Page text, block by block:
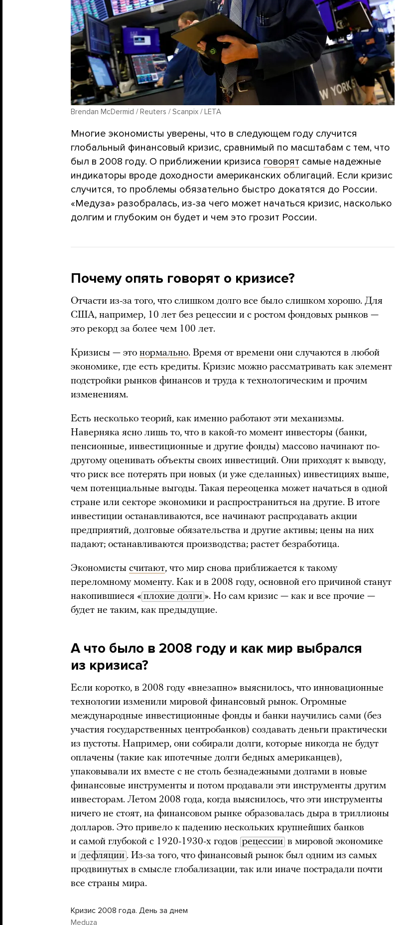
Brendan McDermid / Reuters / Scanpix / LETA
Многие экономисты уверены, что в следующем году случится
глобальный финансовый кризис, сравнимый по масштабам с тем, что
был в 2008 году. О приближении кризиса говорят самые надежные
индикаторы вроде доходности американских облигаций. Если кризис
случится, то проблемы обязательно быстро докатятся до России.
«Медуза» разобралась, из-за чего может начаться кризис, насколько
долгим и глубоким он будет и чем это грозит России.
Почему опять говорят о кризисе?
Отчасти из-за того, что слишком долго все было слишком хорошо. Для
США, например, 10 лет без рецессии и с ростом фондовых рынков —
это рекорд за более чем 100 лет.
Кризисы — это нормально. Время от времени они случаются в любой
экономике, где есть кредиты. Кризис можно рассматривать как элемент
подстройки рынков финансов и труда к технологическим и прочим
изменениям.
Есть несколько теорий, как именно работают эти механизмы.
Наверняка ясно лишь то, что в какой-то момент инвесторы (банки,
пенсионные, инвестиционные и другие фонды) массово начинают по-
другому оценивать объекты своих инвестиций. Они приходят к выводу,
что риск все потерять при новых (и уже сделанных) инвестициях выше,
чем потенциальные выгоды. Такая переоценка может начаться в одной
стране или секторе экономики и распространиться на другие. В итоге
инвестиции останавливаются, все начинают распродавать акции
предприятий, долговые обязательства и другие активы; цены на них
падают; останавливаются производства; растет безработица.
Экономисты считают, что мир снова приближается к такому
переломному моменту. Как и в 2008 году, основной его причиной станут
накопившиеся « плохие долги ». Но сам кризис — как и все прочие —
будет не таким, как предыдущие.
А что было в 2008 году и как мир выбрался
из кризиса?
Если коротко, в 2008 году «внезапно» выяснилось, что инновационные
технологии изменили мировой финансовый рынок. Огромные
международные инвестиционные фонды и банки научились сами (без
участия государственных центробанков) создавать деньги практически
из пустоты. Например, они собирали долги, которые никогда не будут
оплачены (такие как ипотечные долги бедных американцев),
упаковывали их вместе с не столь безнадежными долгами в новые
финансовые инструменты и потом продавали эти инструменты другим
инвесторам. Летом 2008 года, когда выяснилось, что эти инструменты
ничего не стоят, на финансовом рынке образовалась дыра в триллионы
долларов. Это привело к падению нескольких крупнейших банков
и самой глубокой с 1920-1930-х годов рецессии в мировой экономике
и дефляции . Из-за того, что финансовый рынок был одним из самых
продвинутых в смысле глобализации, так или иначе пострадали почти
все страны мира.
Кризис 2008 года. День за днем
Meduza